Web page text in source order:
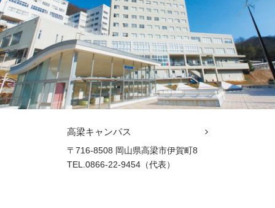
高梁キャンパス
〒716-8508 岡山県高梁市伊賀町8
TEL.0866-22-9454（代表）